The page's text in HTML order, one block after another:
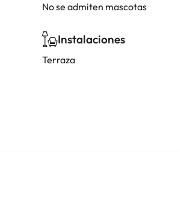
No se admiten mascotas
Instalaciones
Terraza